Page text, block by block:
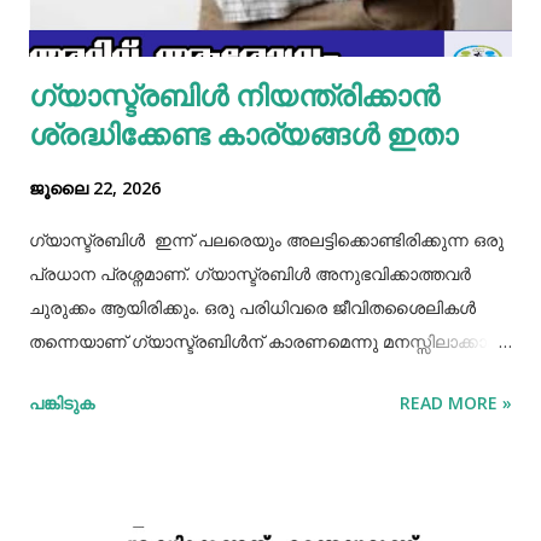
ഒരു പാനിൽ കുറച്ച് നെയ്യ് തടവിയ ശേഷം അതിൽ തയാ...
ഗ്യാസ്ട്രബിൾ നിയന്ത്രിക്കാൻ
ശ്രദ്ധിക്കേണ്ട കാര്യങ്ങൾ ഇതാ
ജൂലൈ 22, 2026
ഗ്യാസ്ട്രബിൾ ഇന്ന് പലരെയും അലട്ടിക്കൊണ്ടിരിക്കുന്ന ഒരു
പ്രധാന പ്രശ്നമാണ്. ഗ്യാസ്ട്രബിൾ അനുഭവിക്കാത്തവർ
ചുരുക്കം ആയിരിക്കും. ഒരു പരിധിവരെ ജീവിതശൈലികൾ
തന്നെയാണ് ഗ്യാസ്ട്രബിൾന് കാരണമെന്നു മനസ്സിലാക്കാം.
കഴിക്കൽ, ഭക്ഷണം ചവച്ചരച്ച് കഴിക്കാതിരിക്കൽ, വിശപ്പും
പങ്കിടുക READ MORE »